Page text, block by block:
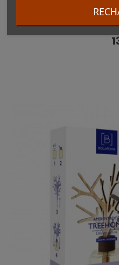
Ambientador